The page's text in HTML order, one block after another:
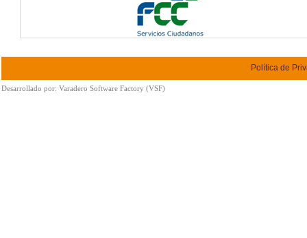
Política de
Desarrollado por: Varadero Software Factory (VSF)